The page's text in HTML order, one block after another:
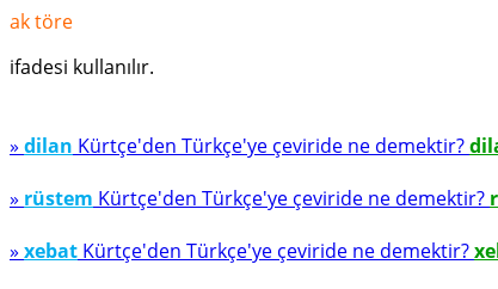
ak töre
ifadesi kullanılır.
» dilan Kürtçe'den Türkçe'ye çeviride ne demektir?
» rüstem Kürtçe'den Türkçe'ye çeviride ne demektir?
» xebat Kürtçe'den Türkçe'ye çeviride ne demektir?